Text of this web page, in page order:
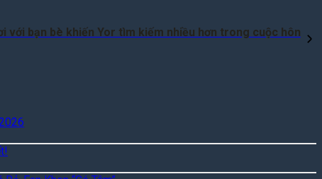
với bạn bè khiến Yor tìm kiếm nhiều hơn trong cuộc hôn